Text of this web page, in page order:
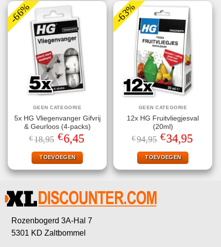
-66%
GEEN CATEGORIE
5x HG Vliegenvanger Gifvrij
& Geurloos (4-packs)
€18,95 Oorspronkelijke
prijs
was:
€18,95.
€6,45prijs
TOEVOEGEN
-63%
GEEN CATEGORIE
12x HG Fruitvliegjesval
(20ml)
€94,95 Oorspronkelijke
prijs
was:
€94,95.
€34,95prijs
TOEVOEGEN
Rozenbogerd 3A-Hal 7
5301 KD Zaltbommel